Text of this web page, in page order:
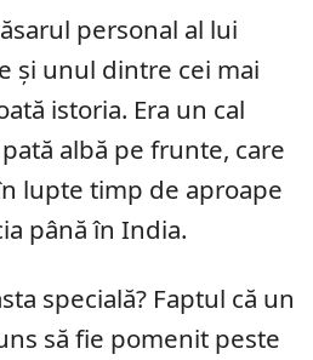
personal al lui
și unul dintre cei mai
istoria. Era un cal
albă pe frunte, care
lupte timp de aproape
până în India.
specială? Faptul că un
să fie pomenit peste